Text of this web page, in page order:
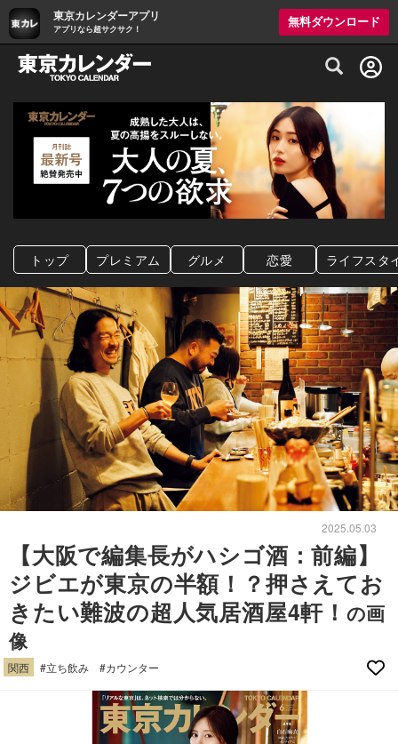
東京カレンダーアプリ
アプリなら超サクサク！
無料ダウンロード
グルメ情報・プレミアムレストラン予約
トップ プレミアム グルメ 恋愛 ライフスタ
2025.05.03
【大阪で編集長がハシゴ酒：前編】
ジビエが東京の半額！？押さえてお
きたい難波の超人気居酒屋4軒！ の画
像
関西 #立ち飲み #カウンター